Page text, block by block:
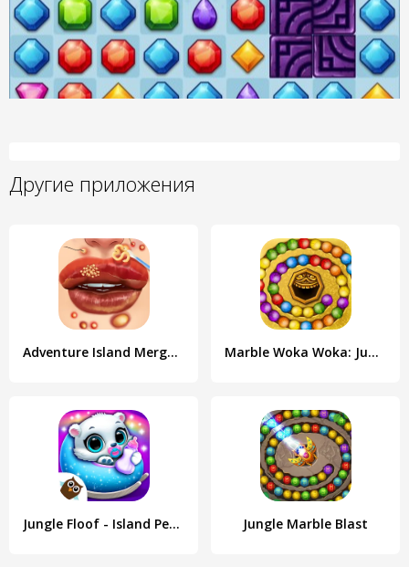
Другие приложения
Adventure Island Merge: Save Marble Woka Woka: Jungle Blast
Jungle Floof - Island Pet Care Jungle Marble Blast